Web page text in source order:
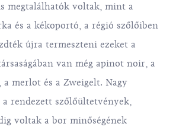
megtalálhatók voltak, mint a
és a kékoportó, a régió szőlőiben
újra termeszteni ezeket a
van még apinot noir, a
a merlot és a Zweigelt. Nagy
rendezett szőlőültetvények,
voltak a bor minőségének